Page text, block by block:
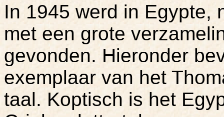
In 1945 werd in Egypte,
met een grote
gevonden. Hieronder
exemplaar van het
taal. Koptisch is het